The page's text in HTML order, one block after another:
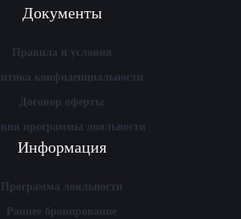
Документы
Правила и условия
конфиденциальности
Договор оферты
программы лояльности
Информация
Программа лояльности
Раннее бронирование